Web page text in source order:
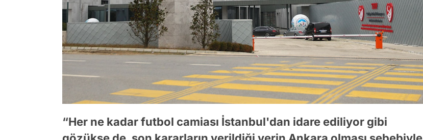
“Her ne kadar futbol camiası İstanbul'dan idare ediliyor gibi